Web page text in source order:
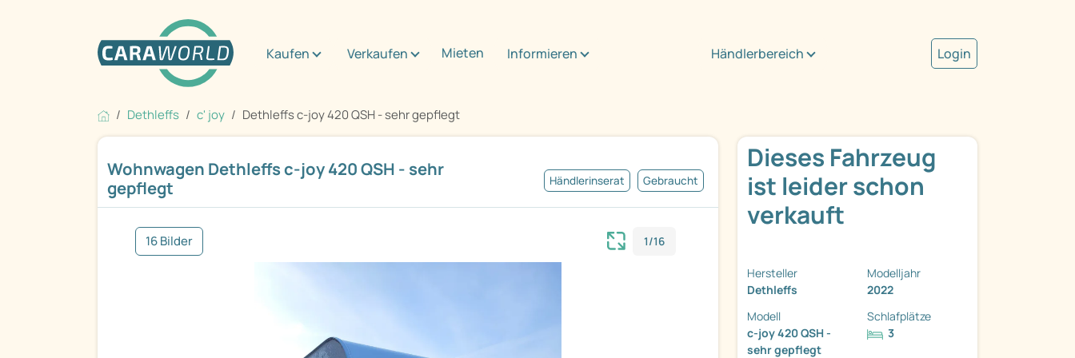
Kaufen Verkaufen Mieten Informieren Händlerbereich Login
Dethleffs c' joy Dethleffs c-joy 420 QSH - sehr gepflegt
Wohnwagen Dethleffs c-joy 420 QSH - sehr
gepflegt
Händlerinserat Gebraucht
16 Bilder 1/16
Dieses Fahrzeug
ist leider schon
verkauft
Hersteller
Dethleffs
Modelljahr
2022
Modell
c-joy 420 QSH -
sehr gepflegt
Schlafplätze
3